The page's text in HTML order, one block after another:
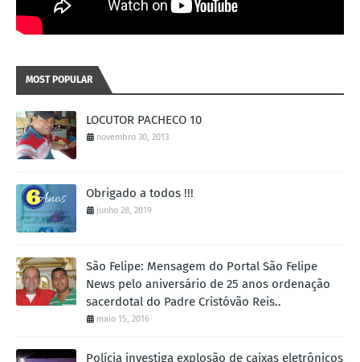
MOST POPULAR
LOCUTOR PACHECO 10
novembro 30, 2013
Obrigado a todos !!!
junho 28, 2019
São Felipe: Mensagem do Portal São Felipe
News pelo aniversário de 25 anos ordenação
sacerdotal do Padre Cristóvão Reis..
maio 15, 2016
Polícia investiga explosão de caixas eletrônicos